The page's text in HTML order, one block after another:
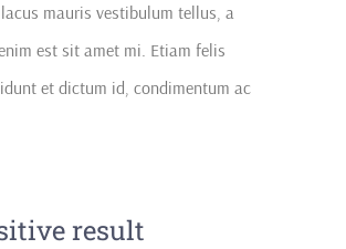
mauris vestibulum tellus, a
est sit amet mi. Etiam felis
et dictum id, condimentum ac
result